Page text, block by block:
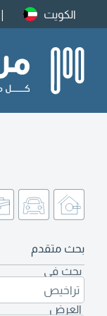
الكويت
بحث متقدم
بحث في
تراخيص
العرض